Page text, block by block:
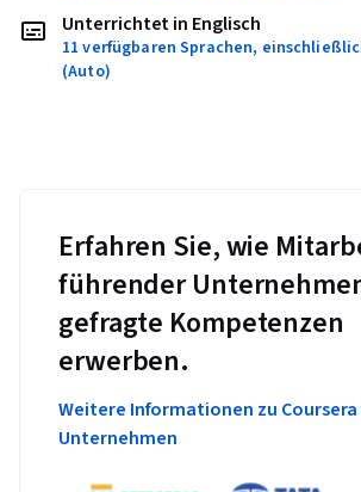
Unterrichtet in Englisch
11 verfügbaren Sprachen,
(Auto)
Erfahren Sie, wie
führender
gefragte Kompetenzen
erwerben.
Weitere Informationen zu
Unternehmen